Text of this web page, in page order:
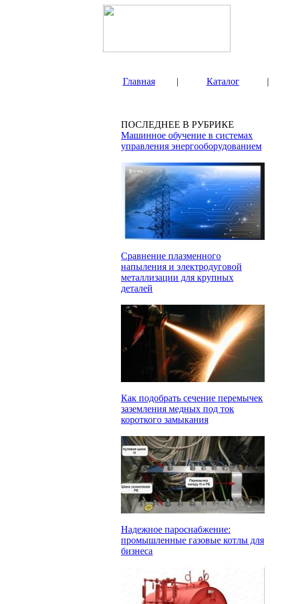
Главная | Каталог |
ПОСЛЕДНЕЕ В РУБРИКЕ
Машинное обучение в системах
управления энергооборудованием
Сравнение плазменного
напыления и электродуговой
металлизации для крупных
деталей
Как подобрать сечение перемычек
заземления медных под ток
короткого замыкания
Надежное пароснабжение:
промышленные газовые котлы для
бизнеса